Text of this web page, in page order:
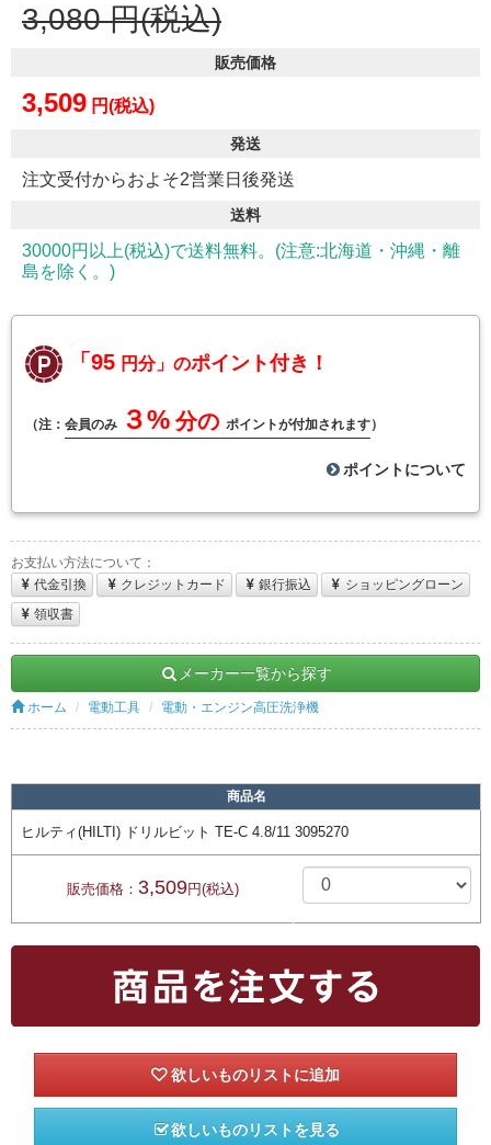
3,080 円(税込)
販売価格
3,509 円(税込)
発送
注文受付からおよそ2営業日後発送
送料
30000円以上(税込)で送料無料。(注意:北海道・沖縄・離
島を除く。)
「95 円分」のポイント付き！
（注： 会員のみ ３% 分の ポイントが付加されます）
ポイントについて
お支払い方法について：
代金引換
クレジットカード 銀行振込
ショッピングローン
領収書
メーカー一覧から探す
ホーム 電動工具 電動・エンジン高圧洗浄機
商品名
ヒルティ(HILTI) ドリルビット TE-C 4.8/11 3095270
販売価格： 3,509円(税込)
欲しいものリストを見る